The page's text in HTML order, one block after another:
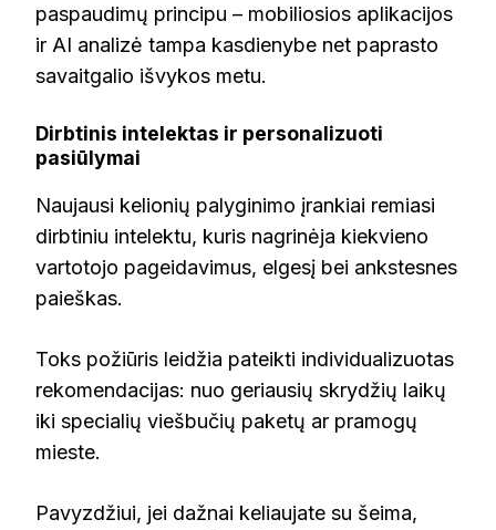
paspaudimų principu – mobiliosios aplikacijos
ir AI analizė tampa kasdienybe net paprasto
savaitgalio išvykos metu.
Dirbtinis intelektas ir personalizuoti
pasiūlymai
Naujausi kelionių palyginimo įrankiai remiasi
dirbtiniu intelektu, kuris nagrinėja kiekvieno
vartotojo pageidavimus, elgesį bei ankstesnes
paieškas.
Toks požiūris leidžia pateikti individualizuotas
rekomendacijas: nuo geriausių skrydžių laikų
iki specialių viešbučių paketų ar pramogų
mieste.
Pavyzdžiui, jei dažnai keliaujate su šeima,